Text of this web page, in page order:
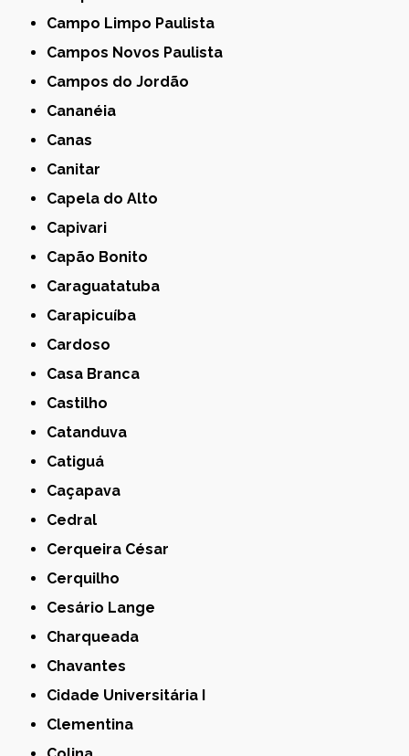
Campo Limpo Paulista
Campos Novos Paulista
Campos do Jordão
Cananéia
Canas
Canitar
Capela do Alto
Capivari
Capão Bonito
Caraguatatuba
Carapicuíba
Cardoso
Casa Branca
Castilho
Catanduva
Catiguá
Caçapava
Cedral
Cerqueira César
Cerquilho
Cesário Lange
Charqueada
Chavantes
Cidade Universitária I
Clementina